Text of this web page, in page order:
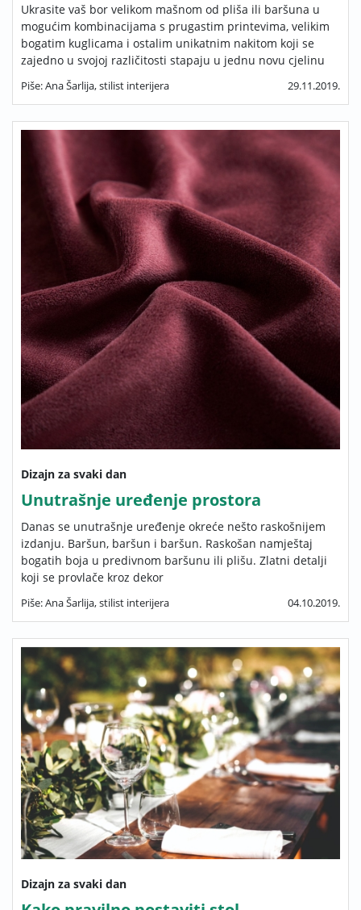
Ukrasite vaš bor velikom mašnom od pliša ili baršuna u
mogućim kombinacijama s prugastim printevima, velikim
bogatim kuglicama i ostalim unikatnim nakitom koji se
zajedno u svojoj različitosti stapaju u jednu novu cjelinu
Piše: Ana Šarlija, stilist interijera 29.11.2019.
Dizajn za svaki dan
Unutrašnje uređenje prostora
Danas se unutrašnje uređenje okreće nešto raskošnijem
izdanju. Baršun, baršun i baršun. Raskošan namještaj
bogatih boja u predivnom baršunu ili plišu. Zlatni detalji
koji se provlače kroz dekor
Piše: Ana Šarlija, stilist interijera 04.10.2019.
Dizajn za svaki dan